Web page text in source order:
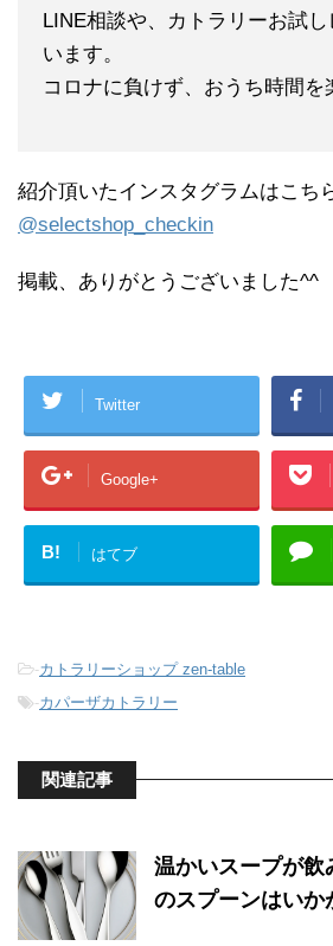
LINE相談や、カトラリーお試
います。
コロナに負けず、おうち時間を
紹介頂いたインスタグラムはこち
@selectshop_checkin
掲載、ありがとうございました^^
Twitter
Google+
B! はてブ
-カトラリーショップ zen-table
-カパーザカトラリー
関連記事
温かいスープが飲
のスプーンはいか